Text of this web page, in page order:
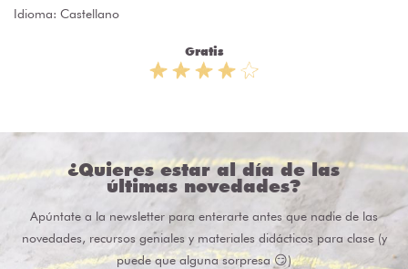
Idioma: Castellano
Gratis
¿Quieres estar al día de las
últimas novedades?
Apúntate a la newsletter para enterarte antes que nadie de las
novedades, recursos geniales y materiales didácticos para clase (y
puede que alguna sorpresa 😏)